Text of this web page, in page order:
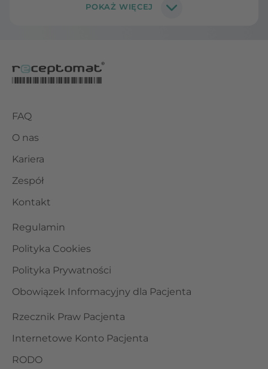
FAQ
O nas
Kariera
Zespół
Kontakt
Regulamin
Polityka Cookies
Polityka Prywatności
Obowiązek Informacyjny dla Pacjenta
Rzecznik Praw Pacjenta
Internetowe Konto Pacjenta
RODO